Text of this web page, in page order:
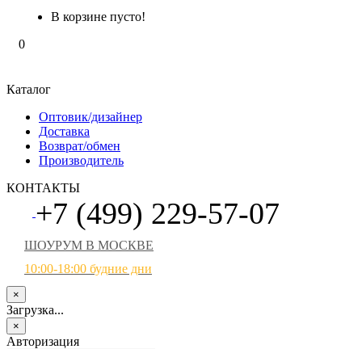
В корзине пусто!
0
Каталог
Оптовик/дизайнер
Доставка
Возврат/обмен
Производитель
КОНТАКТЫ
+7 (499) 229-57-07
ШОУРУМ В МОСКВЕ
10:00-18:00 будние дни
×
Загрузка...
×
Авторизация